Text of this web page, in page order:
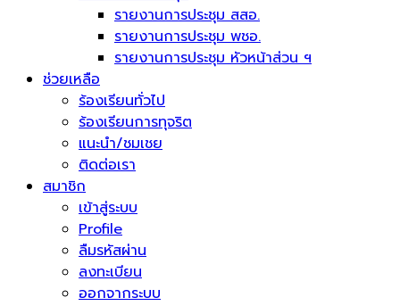
รายงานการประชุม สสอ.
รายงานการประชุม พชอ.
รายงานการประชุม หัวหน้าส่วน ฯ
ช่วยเหลือ
ร้องเรียนทั่วไป
ร้องเรียนการทุจริต
แนะนำ/ชมเชย
ติดต่อเรา
สมาชิก
เข้าสู่ระบบ
Profile
ลืมรหัสผ่าน
ลงทะเบียน
ออกจากระบบ